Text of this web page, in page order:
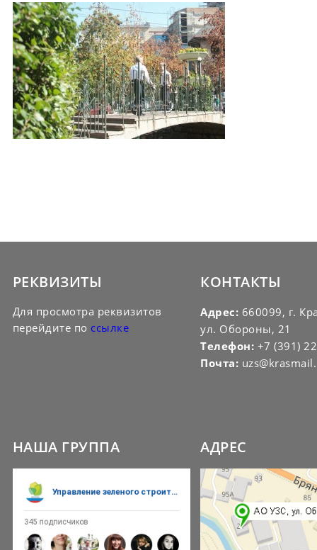
РЕКВИЗИТЫ
Для просмотра реквизитов
перейдите по ссылке
КОНТАКТЫ
Адрес: 660099, г.
ул. Обороны, 21
Телефон: +7 (391)
Почта:
НАША ГРУППА АДРЕС